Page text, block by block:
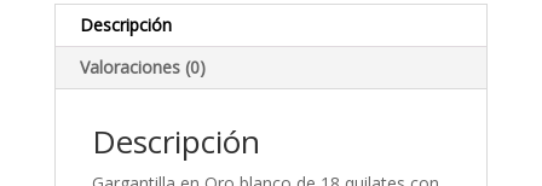
cantidad
Descripción
Valoraciones (0)
Descripción